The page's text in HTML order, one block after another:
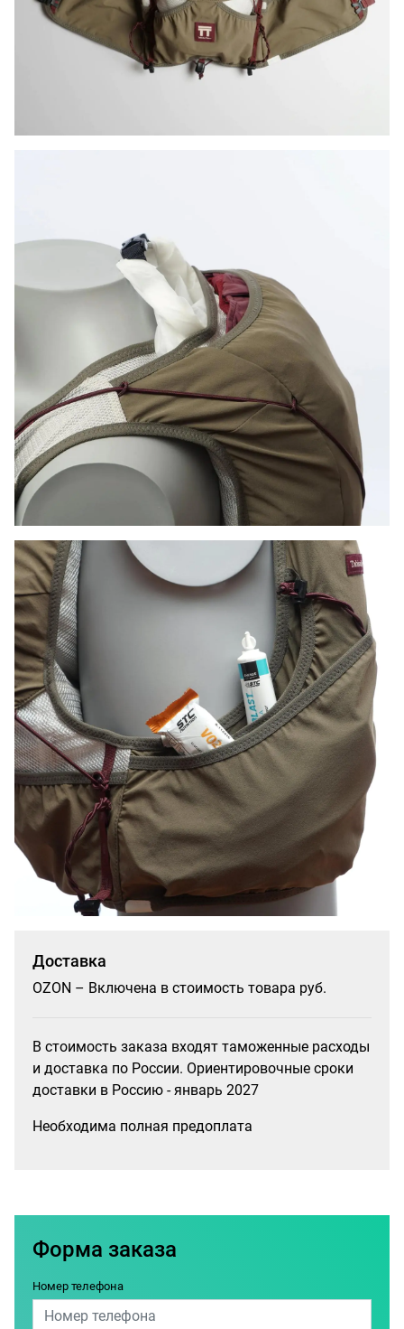
Доставка
OZON – Включена в стоимость товара руб.
В стоимость заказа входят таможенные расходы
и доставка по России. Ориентировочные сроки
доставки в Россию - январь 2027
Необходима полная предоплата
Форма заказа
Номер телефона